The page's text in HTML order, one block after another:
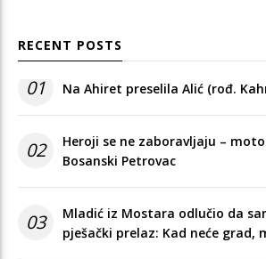
RECENT POSTS
01 Na Ahiret preselila Alić (rođ.
02
Heroji se ne zaboravljaju –
Bosanski Petrovac
03
Mladić iz Mostara odlučio da
pješački prelaz: Kad neće grad,